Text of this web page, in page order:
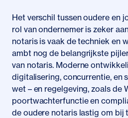
Het verschil tussen oudere en
rol van ondernemer is zeker
notaris is vaak de techniek en
ambt nog de belangrijkste
van notaris. Moderne
digitalisering, concurrentie, en
wet – en regelgeving, zoals de
poortwachterfunctie en
de oudere notaris lastig om bij